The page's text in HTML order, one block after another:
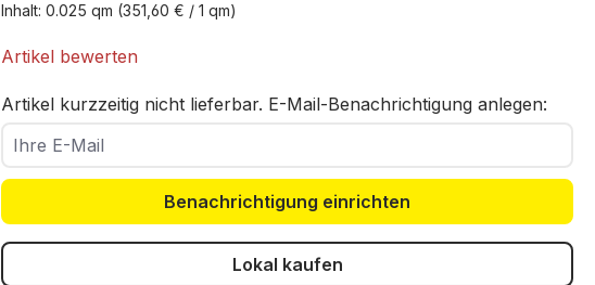
Inhalt:0.025 qm (351,60 € / 1 qm)
Artikel bewerten
Artikel kurzzeitig nicht lieferbar. E-Mail-Benachrichtigung anlegen:
Ihre E-Mail
Benachrichtigung einrichten
Lokal kaufen